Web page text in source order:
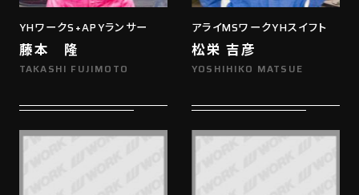
YHワークS+APYランサー
藤本 隆
TAKASHI FUJIMOTO
アライMSワークYHスイフト
松栄 吉彦
YOSHIHIKO MATSUE